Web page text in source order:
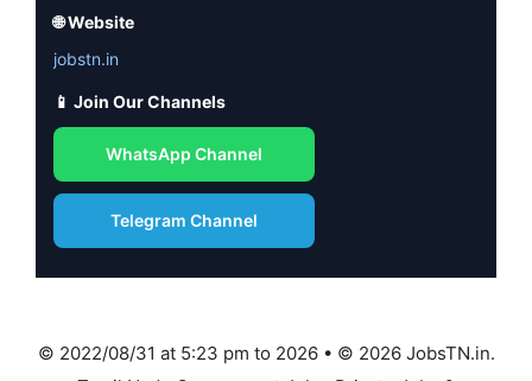
🌐 Website
jobstn.in
📱 Join Our Channels
WhatsApp Channel
Telegram Channel
© 2022/08/31 at 5:23 pm to 2026 • © 2026 JobsTN.in.